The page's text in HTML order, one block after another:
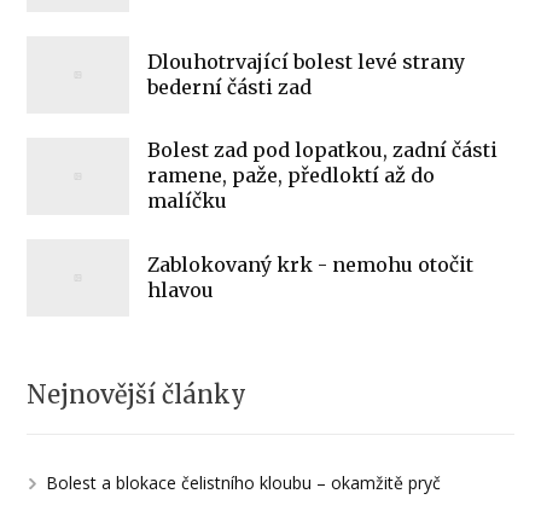
Dlouhotrvající bolest levé strany
bederní části zad
Bolest zad pod lopatkou, zadní části
ramene, paže, předloktí až do
malíčku
Zablokovaný krk - nemohu otočit
hlavou
Nejnovější články
Bolest a blokace čelistního kloubu – okamžitě pryč